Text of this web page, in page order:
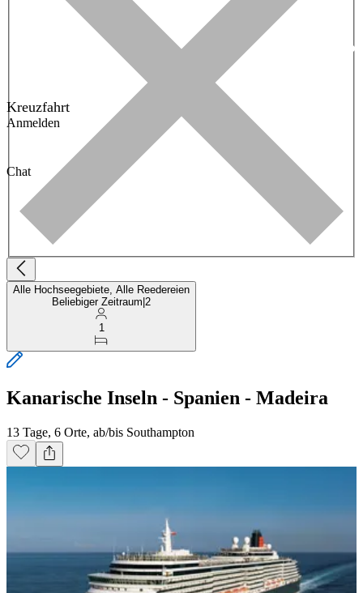
Kreuzfahrt
Anmelden
Chat
Alle Hochseegebiete, Alle Reedereien
Beliebiger Zeitraum 2
1
Kanarische Inseln - Spanien - Madeira
13 Tage, 6 Orte, ab/bis Southampton